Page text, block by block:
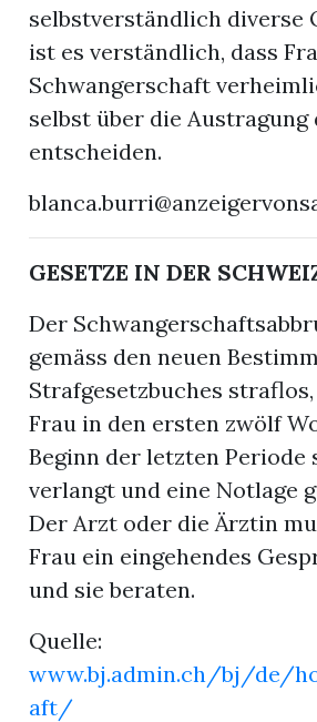
selbstverständlich diverse
ist es verständlich, dass
Schwangerschaft
selbst über die Austragung
entscheiden.
GESETZE IN DER
Der
gemäss den neuen
Strafgesetzbuches
Frau in den ersten zwölf
Beginn der letzten
verlangt und eine Notlage
Der Arzt oder die Ärztin
Frau ein eingehendes
und sie beraten.
Quelle:
www.bj.admin.ch/bj/de/
aft/